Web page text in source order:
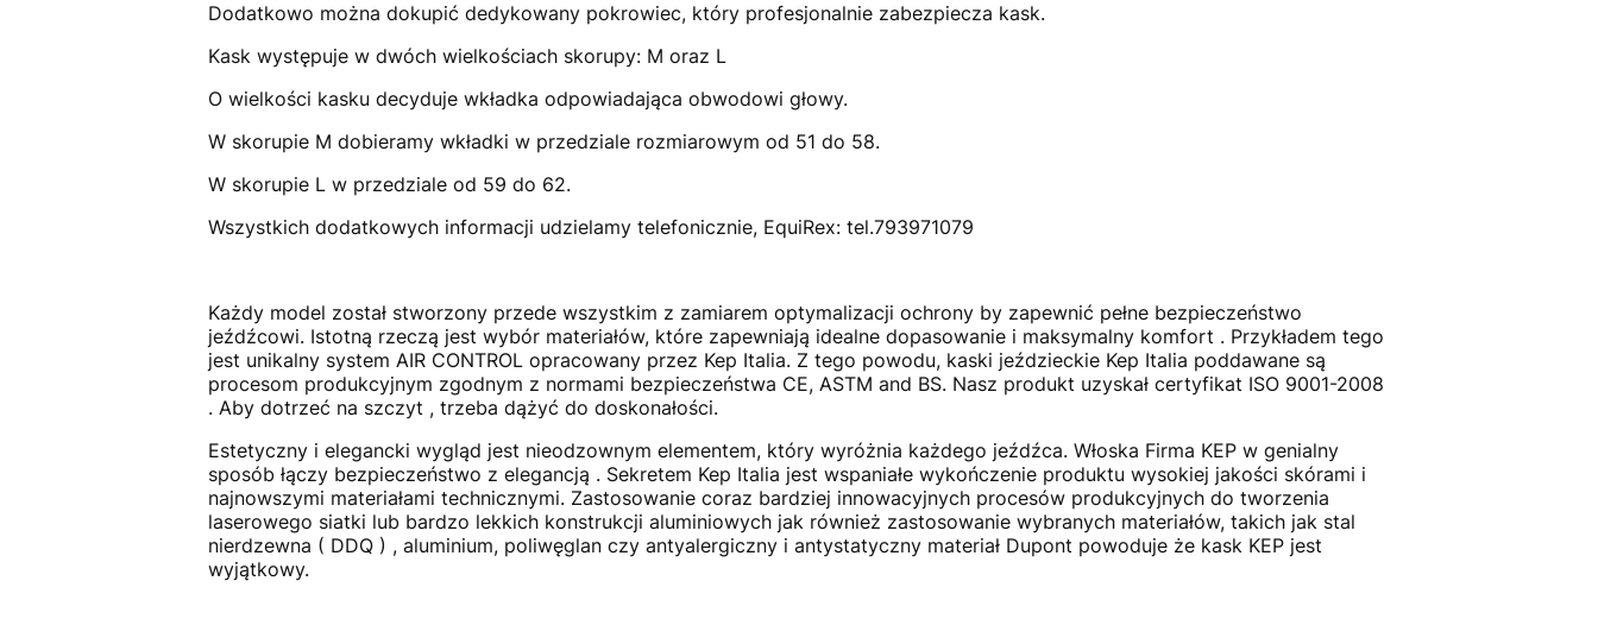
Dodatkowo można dokupić dedykowany pokrowiec, który profesjonalnie zabezpiecza kask.
Kask występuje w dwóch wielkościach skorupy: M oraz L
O wielkości kasku decyduje wkładka odpowiadająca obwodowi głowy.
W skorupie M dobieramy wkładki w przedziale rozmiarowym od 51 do 58.
W skorupie L w przedziale od 59 do 62.
Wszystkich dodatkowych informacji udzielamy telefonicznie, EquiRex: tel.793971079
Każdy model został stworzony przede wszystkim z zamiarem optymalizacji ochrony by zapewnić pełne bezpieczeństwo
jeźdźcowi. Istotną rzeczą jest wybór materiałów, które zapewniają idealne dopasowanie i maksymalny komfort . Przykładem tego
jest unikalny system AIR CONTROL opracowany przez Kep Italia. Z tego powodu, kaski jeździeckie Kep Italia poddawane są
procesom produkcyjnym zgodnym z normami bezpieczeństwa CE, ASTM and BS. Nasz produkt uzyskał certyfikat ISO 9001-2008
. Aby dotrzeć na szczyt , trzeba dążyć do doskonałości.
Estetyczny i elegancki wygląd jest nieodzownym elementem, który wyróżnia każdego jeźdźca. Włoska Firma KEP w genialny
sposób łączy bezpieczeństwo z elegancją . Sekretem Kep Italia jest wspaniałe wykończenie produktu wysokiej jakości skórami i
najnowszymi materiałami technicznymi. Zastosowanie coraz bardziej innowacyjnych procesów produkcyjnych do tworzenia
laserowego siatki lub bardzo lekkich konstrukcji aluminiowych jak również zastosowanie wybranych materiałów, takich jak stal
nierdzewna ( DDQ ) , aluminium, poliwęglan czy antyalergiczny i antystatyczny materiał Dupont powoduje że kask KEP jest
wyjątkowy.